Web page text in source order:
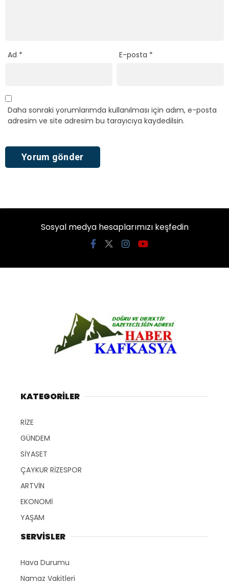
Ad * E-posta *
Daha sonraki yorumlarımda kullanılması için adım, e-posta
adresim ve site adresim bu tarayıcıya kaydedilsin.
Sosyal medya hesaplarımızı keşfedin
KATEGORİLER
RİZE
GÜNDEM
SİYASET
ÇAYKUR RİZESPOR
ARTVİN
EKONOMİ
YAŞAM
SERVİSLER
Hava Durumu
Namaz Vakitleri